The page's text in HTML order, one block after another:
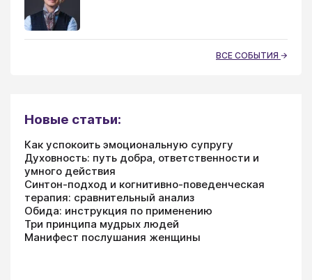
ВСЕ СОБЫТИЯ
Новые статьи:
Как успокоить эмоциональную супругу
Духовность: путь добра, ответственности и
умного действия
Синтон-подход и когнитивно-поведенческая
терапия: сравнительный анализ
Обида: инструкция по применению
Три принципа мудрых людей
Манифест послушания женщины